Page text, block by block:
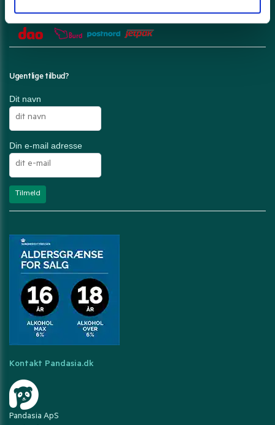
Din ordre pakkes forsigtigt og sendes med
Ugentlige tilbud?
Dit navn
Din e-mail adresse
Kontakt Pandasia.dk
Pandasia ApS